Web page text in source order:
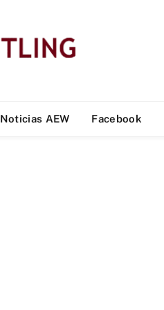
Noticias AEW Facebook